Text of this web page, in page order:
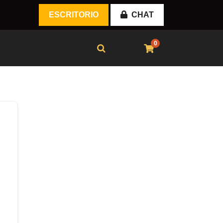
ESCRITORIO CHAT
0